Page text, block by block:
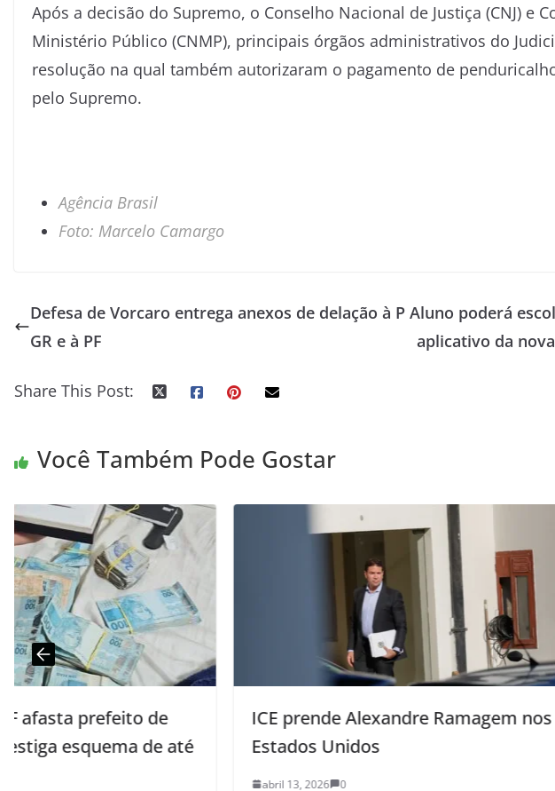
Após a decisão do Supremo, o Conselho Nacional de Justiça (CNJ) e
Ministério Público (CNMP), principais órgãos administrativos do
resolução na qual também autorizaram o pagamento de
pelo Supremo.
Agência Brasil
Foto: Marcelo Camargo
Defesa de Vorcaro entrega anexos de delação à P
GR e à PF
Aluno poderá
aplicativo da
Share This Post:
Você Também Pode Gostar
ICE prende Alexandre Ramagem nos
Estados Unidos
PRF na
por posto de
colocar água